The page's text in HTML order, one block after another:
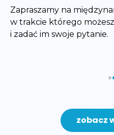
Zapraszamy na
w trakcie którego
i zadać im swoje pytanie.
zobacz